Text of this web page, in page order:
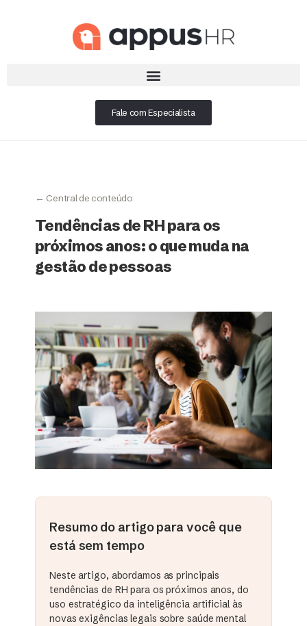
Fale com Especialista
← Central de conteúdo
Tendências de RH para os
próximos anos: o que muda na
gestão de pessoas
Resumo do artigo para você que
está sem tempo
Neste artigo, abordamos as principais
tendências de RH para os próximos anos, do
uso estratégico da inteligência artificial às
novas exigências legais sobre saúde mental